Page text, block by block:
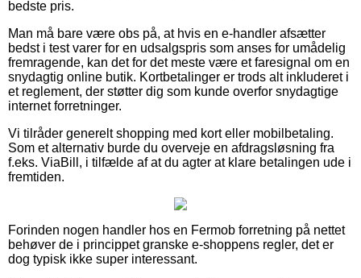
bedste pris.
Man må bare være obs på, at hvis en e-handler afsætter
bedst i test varer for en udsalgspris som anses for umådelig
fremragende, kan det for det meste være et faresignal om en
snydagtig online butik. Kortbetalinger er trods alt inkluderet i
et reglement, der støtter dig som kunde overfor snydagtige
internet forretninger.
Vi tilråder generelt shopping med kort eller mobilbetaling.
Som et alternativ burde du overveje en afdragsløsning fra
f.eks. ViaBill, i tilfælde af at du agter at klare betalingen ude i
fremtiden.
Forinden nogen handler hos en Fermob forretning på nettet
behøver de i princippet granske e-shoppens regler, det er
dog typisk ikke super interessant.